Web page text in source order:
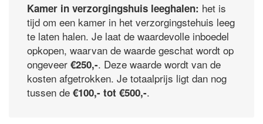
Kamer in verzorgingshuis leeghalen: het is
tijd om een kamer in het verzorgingstehuis leeg
te laten halen. Je laat de waardevolle inboedel
opkopen, waarvan de waarde geschat wordt op
ongeveer €250,-. Deze waarde wordt van de
kosten afgetrokken. Je totaalprijs ligt dan nog
tussen de €100,- tot €500,-.